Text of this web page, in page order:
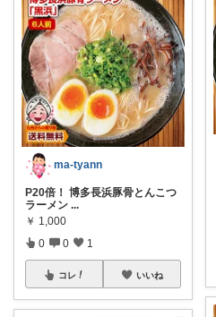
ma-tyann
P20倍！ 博多長浜豚骨とんこつ
ラーメン ...
￥ 1,000
0 0 1
コレ いいね